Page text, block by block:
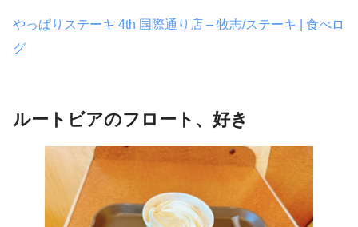
やっぱりステーキ 4th 国際通り店 – 牧志/ステーキ | 食べロ
グ
ルートビアのフロート、好き